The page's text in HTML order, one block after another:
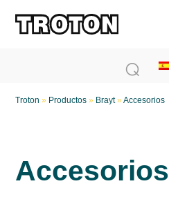
Troton » Productos » Brayt»Accesorios
Accesorios